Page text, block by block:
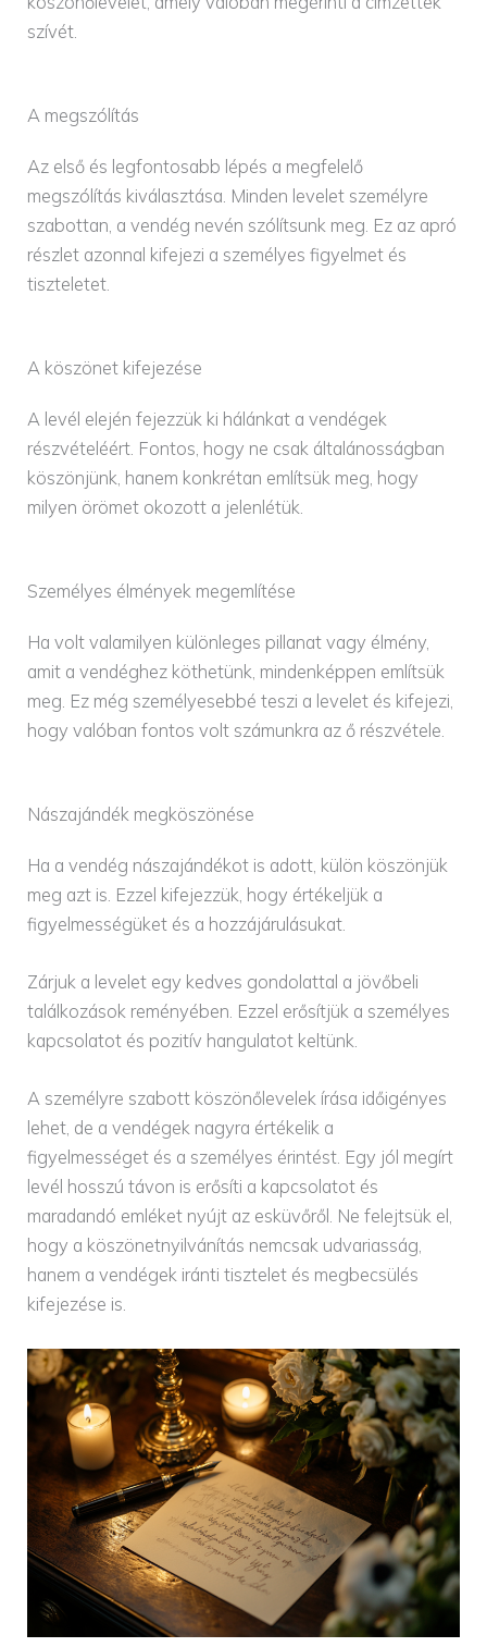
szívét.
A megszólítás
Az első és legfontosabb lépés a megfelelő
megszólítás kiválasztása. Minden levelet személyre
szabottan, a vendég nevén szólítsunk meg. Ez az apró
részlet azonnal kifejezi a személyes figyelmet és
tiszteletet.
A köszönet kifejezése
A levél elején fejezzük ki hálánkat a vendégek
részvételéért. Fontos, hogy ne csak általánosságban
köszönjünk, hanem konkrétan említsük meg, hogy
milyen örömet okozott a jelenlétük.
Személyes élmények megemlítése
Ha volt valamilyen különleges pillanat vagy élmény,
amit a vendéghez köthetünk, mindenképpen említsük
meg. Ez még személyesebbé teszi a levelet és kifejezi,
hogy valóban fontos volt számunkra az ő részvétele.
Nászajándék megköszönése
Ha a vendég nászajándékot is adott, külön köszönjük
meg azt is. Ezzel kifejezzük, hogy értékeljük a
figyelmességüket és a hozzájárulásukat.
Zárjuk a levelet egy kedves gondolattal a jövőbeli
találkozások reményében. Ezzel erősítjük a személyes
kapcsolatot és pozitív hangulatot keltünk.
A személyre szabott köszönőlevelek írása időigényes
lehet, de a vendégek nagyra értékelik a
figyelmességet és a személyes érintést. Egy jól megírt
levél hosszú távon is erősíti a kapcsolatot és
maradandó emléket nyújt az esküvőről. Ne felejtsük el,
hogy a köszönetnyilvánítás nemcsak udvariasság,
hanem a vendégek iránti tisztelet és megbecsülés
kifejezése is.